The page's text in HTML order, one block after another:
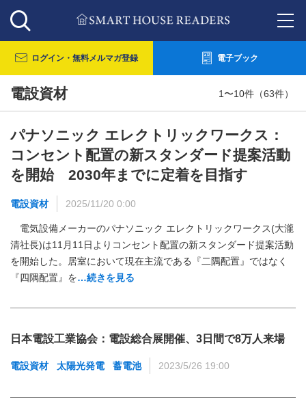
ログイン・ 無料メルマガ登録 電子ブック
電設資材 1〜10件（63件）
パナソニック エレクトリックワークス：
コンセント配置の新スタンダード提案活動
を開始 2030年までに定着を目指す
電設資材 2025/11/20 0:00
電気設備メーカーのパナソニック エレクトリックワークス(大瀧
清社長)は11月11日よりコンセント配置の新スタンダード提案活動
を開始した。居室において現在主流である『二隅配置』ではなく
『四隅配置』を…続きを見る
日本電設工業協会：電設総合展開催、3日間で8万人来場
電設資材 太陽光発電 蓄電池 2023/5/26 19:00